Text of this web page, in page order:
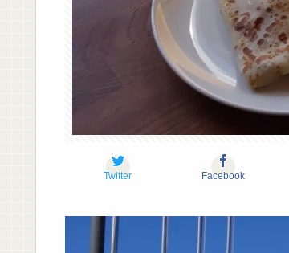
Twitter Facebook